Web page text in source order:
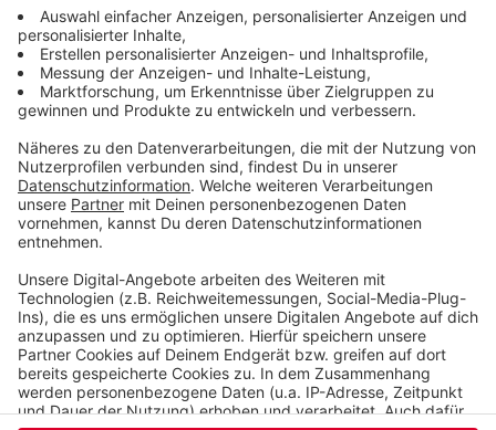
Do 8 bis 17:30 Uhr.
Fr 8 bis 12:30 Uhr.
Veröffentlicht:Mittwoch, 19.08.2020 13:40
Anzeige
Anzeige